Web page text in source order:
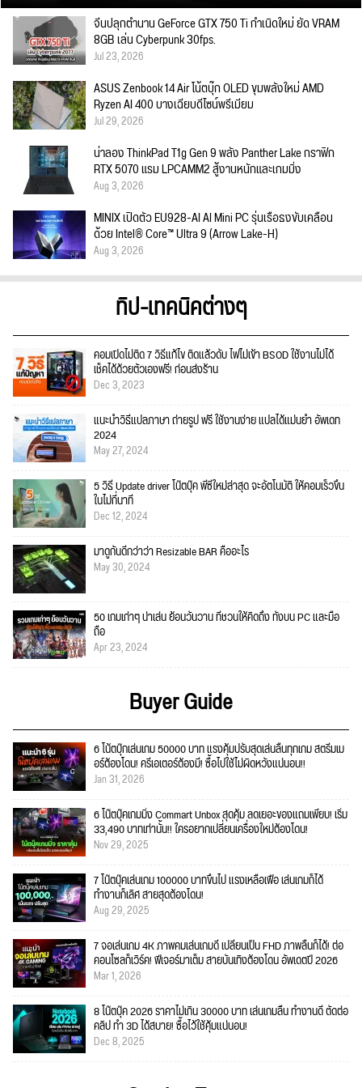
จีนปลุกตำนาน GeForce GTX 750 Ti กำเนิดใหม่ ยัด VRAM
8GB เล่น Cyberpunk 30fps.
Jul 23, 2026
ASUS Zenbook 14 Air โน้ตบุ๊ก OLED ขุมพลังใหม่ AMD
Ryzen AI 400 บางเฉียบดีไซน์พรีเมียม
Jul 29, 2026
น่าลอง ThinkPad T1g Gen 9 พลัง Panther Lake กราฟิก
RTX 5070 แรม LPCAMM2 สู้งานหนักและเกมมิ่ง
Aug 3, 2026
MINIX เปิดตัว EU928-AI AI Mini PC รุ่นเรือธงขับเคลื่อน
ด้วย Intel® Core™ Ultra 9 (Arrow Lake-H)
Aug 3, 2026
ทิป-เทคนิคต่างๆ
คอมเปิดไม่ติด 7 วิธีแก้ไข ติดแล้วดับ ไฟไม่เข้า BSOD ใช้งานไม่ได้
เช็คได้ด้วยตัวเองฟรี! ก่อนส่งร้าน
Dec 3, 2023
แนะนำวิธีแปลภาษา ถ่ายรูป ฟรี ใช้งานง่าย แปลได้แม่นยำ อัพเดท
2024
May 27, 2024
5 วิธี Update driver โน๊ตบุ๊ค พีซีใหม่ล่าสุด จะอัตโนมัติ ให้คอมเร็วขึ้น
ในไม่กี่นาที
Dec 12, 2024
มาดูกันดีกว่าว่า Resizable BAR คืออะไร
May 30, 2024
50 เกมเก่าๆ น่าเล่น ย้อนวันวาน ที่ชวนให้คิดถึง ทั้งบน PC และมือ
ถือ
Apr 23, 2024
Buyer Guide
6 โน้ตบุ๊กเล่นเกม 50000 บาท แรงคุ้มปรับสุดเล่นลื่นทุกเกม สตรีมเม
อร์ต้องโดน! ครีเอเตอร์ต้องมี! ซื้อไปใช้ไม่ผิดหวังแน่นอน!!
Jan 31, 2026
6 โน๊ตบุ๊คเกมมิ่ง Commart Unbox สุดคุ้ม ลดเยอะของแถมเพียบ! เริ่ม
33,490 บาทเท่านั้น!! ใครอยากเปลี่ยนเครื่องใหม่ต้องโดน!
Nov 29, 2025
7 โน๊ตบุ๊คเล่นเกม 100000 บาทขึ้นไป แรงเหลือเฟือ เล่นเกมก็ได้
ทำงานก็เลิศ สายสุดต้องโดน!
Aug 29, 2025
7 จอเล่นเกม 4K ภาพคมเล่นเกมดี เปลี่ยนเป็น FHD ภาพลื่นก็ได้! ต่อ
คอนโซลก็เวิร์ค! ฟีเจอร์มาเต็ม สายบันเทิงต้องโดน อัพเดตปี 2026
Mar 1, 2026
8 โน๊ตบุ๊ค 2026 ราคาไม่เกิน 30000 บาท เล่นเกมลื่น ทำงานดี ตัดต่อ
คลิป ทำ 3D ได้สบาย! ซื้อไว้ใช้คุ้มแน่นอน!
Dec 8, 2025